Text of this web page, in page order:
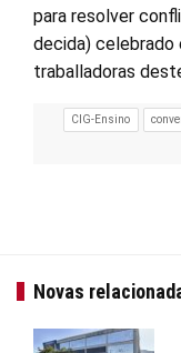
para resolver
decida) celebrado
traballadoras
CIG-Ensino
Novas